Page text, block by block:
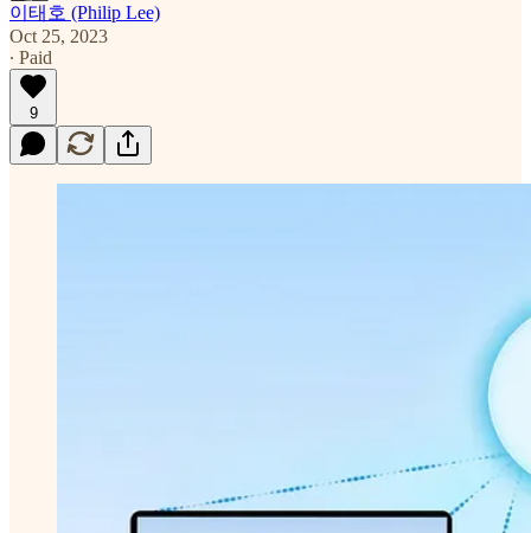
이태호 (Philip Lee)
Oct 25, 2023
∙ Paid
9